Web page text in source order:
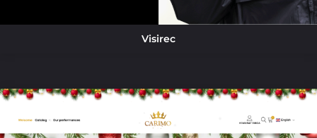
Visirec